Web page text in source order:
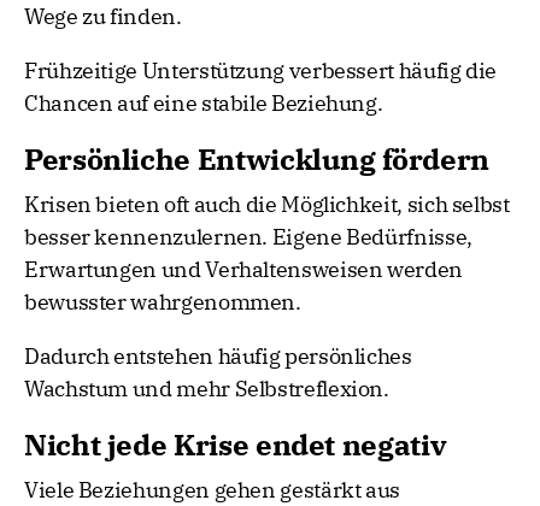
Wege zu finden.
Frühzeitige Unterstützung verbessert häufig die
Chancen auf eine stabile Beziehung.
Persönliche Entwicklung fördern
Krisen bieten oft auch die Möglichkeit, sich selbst
besser kennenzulernen. Eigene Bedürfnisse,
Erwartungen und Verhaltensweisen werden
bewusster wahrgenommen.
Dadurch entstehen häufig persönliches
Wachstum und mehr Selbstreflexion.
Nicht jede Krise endet negativ
Viele Beziehungen gehen gestärkt aus